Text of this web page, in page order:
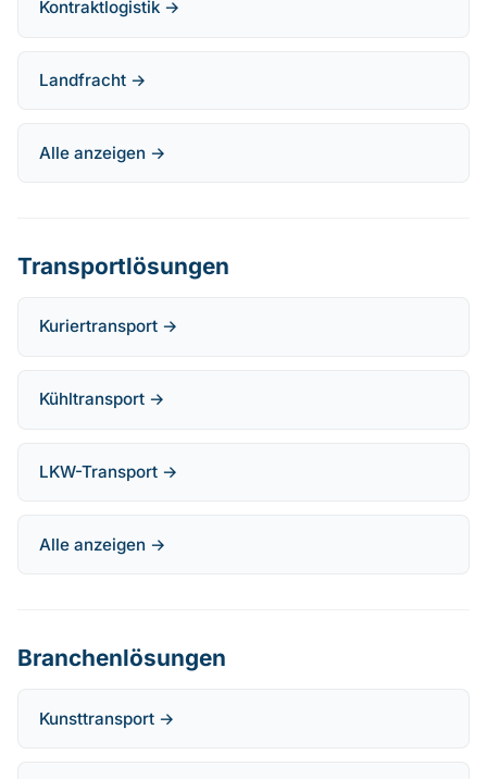
Kontraktlogistik →
Landfracht →
Alle anzeigen →
Transportlösungen
Kuriertransport →
Kühltransport →
LKW-Transport →
Alle anzeigen →
Branchenlösungen
Kunsttransport →